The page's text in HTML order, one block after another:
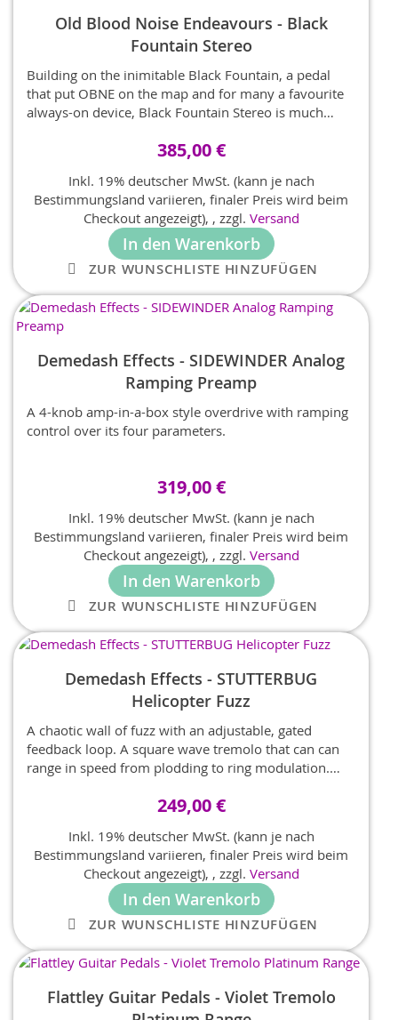
Old Blood Noise Endeavours - Black
Fountain Stereo
Building on the inimitable Black Fountain, a pedal
that put OBNE on the map and for many a favourite
always-on device, Black Fountain Stereo is much
It truly expands Old Blood Noise Endeavors' highly
385,00 €
Inkl. 19% deutscher MwSt. (kann je nach
Bestimmungsland variieren, finaler Preis wird beim
Checkout angezeigt), , zzgl. Versand
In den Warenkorb
ZUR WUNSCHLISTE HINZUFÜGEN
Demedash Effects - SIDEWINDER Analog
Ramping Preamp
A 4-knob amp-in-a-box style overdrive with ramping
control over its four parameters.
319,00 €
Inkl. 19% deutscher MwSt. (kann je nach
Bestimmungsland variieren, finaler Preis wird beim
Checkout angezeigt), , zzgl. Versand
In den Warenkorb
ZUR WUNSCHLISTE HINZUFÜGEN
Demedash Effects - STUTTERBUG
Helicopter Fuzz
A chaotic wall of fuzz with an adjustable, gated
feedback loop. A square wave tremolo that can can
range in speed from plodding to ring modulation.
249,00 €
Inkl. 19% deutscher MwSt. (kann je nach
Bestimmungsland variieren, finaler Preis wird beim
Checkout angezeigt), , zzgl. Versand
In den Warenkorb
ZUR WUNSCHLISTE HINZUFÜGEN
Flattley Guitar Pedals - Violet Tremolo